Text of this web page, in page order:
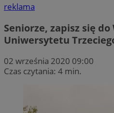
reklama
Seniorze, zapisz się do
Uniwersytetu
02 września 2020 09:00
Czas czytania: 4 min.